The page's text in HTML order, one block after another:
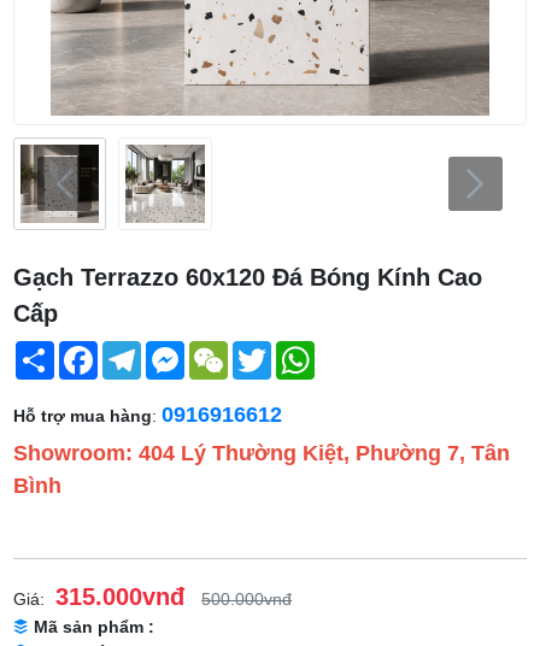
Gạch Terrazzo 60x120 Đá Bóng Kính Cao
Cấp
Share FacebookTelegramMessenger
WeChatTwitter
Hỗ trợ mua hàng:0916916612
Showroom: 404 Lý Thường Kiệt, Phường 7, Tân
Bình
Giá: 315.000vnđ
500.000vnđ
Mã sản phẩm :